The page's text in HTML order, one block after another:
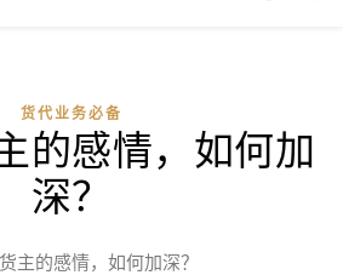
货代业务必备
的感情，如何加
深？
主的感情，如何加深？